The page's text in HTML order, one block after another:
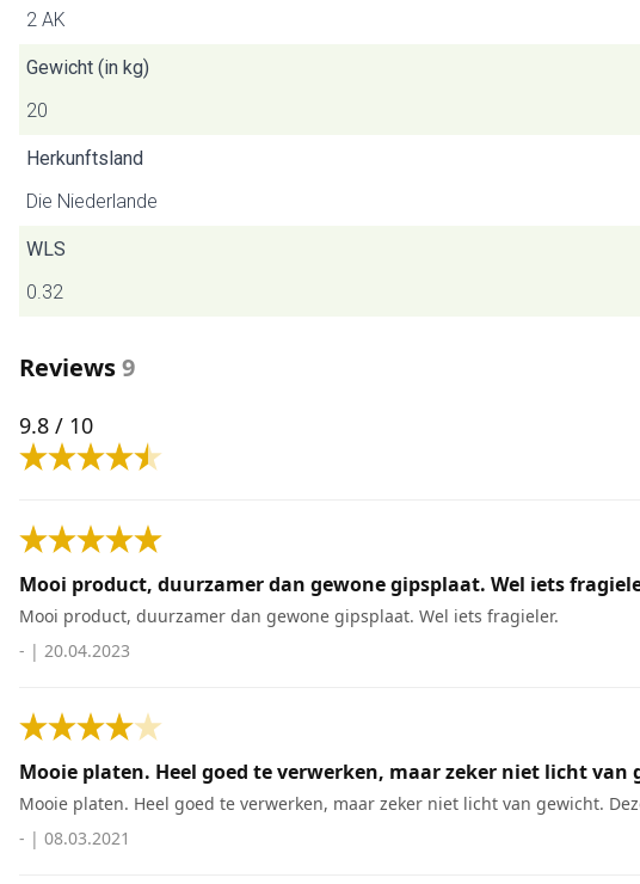
2 AK
Gewicht (in kg)
20
Herkunftsland
Die Niederlande
WLS
0.32
Reviews9
9.8 / 10
Mooi product, duurzamer dan gewone gipsplaat. Wel iets
Mooi product, duurzamer dan gewone gipsplaat. Wel iets fragieler.
- | 20.04.2023
Mooie platen. Heel goed te verwerken, maar zeker niet licht van
Mooie platen. Heel goed te verwerken, maar zeker niet licht van gewicht.
- | 08.03.2021